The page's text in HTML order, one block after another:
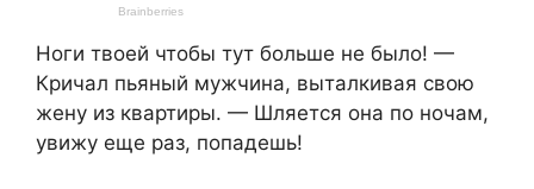
Ноги твоей чтобы тут больше не было! —
Кричал пьяный мужчина, выталкивая свою
жену из квартиры. — Шляется она по ночам,
увижу еще раз, попадешь!